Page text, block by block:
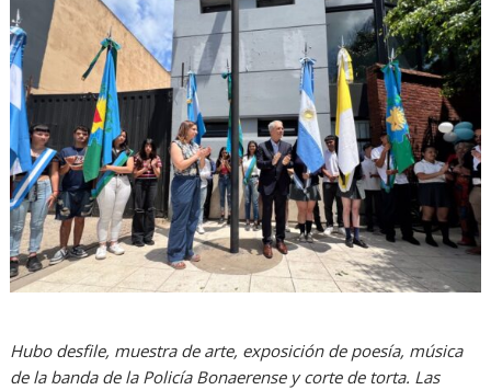
Hubo desfile, muestra de arte, exposición de poesía, música
de la banda de la Policía Bonaerense y corte de torta. Las